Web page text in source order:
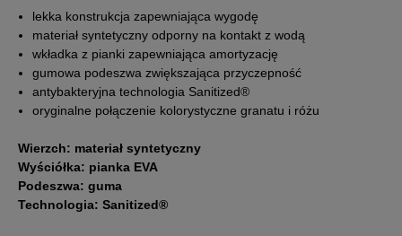
30 18,5 cm Powiadom o dostępności
Podane w centymetrach wymiary dotyczą długości stopy.
Zobacz jak zmierzyć stopę?
lekka konstrukcja zapewniająca wygodę
materiał syntetyczny odporny na kontakt z wodą
wkładka z pianki zapewniająca amortyzację
gumowa podeszwa zwiększająca przyczepność
antybakteryjna technologia Sanitized®
oryginalne połączenie kolorystyczne granatu i różu
Wierzch: materiał syntetyczny
Wyściółka: pianka EVA
Podeszwa: guma
Technologia: Sanitized®